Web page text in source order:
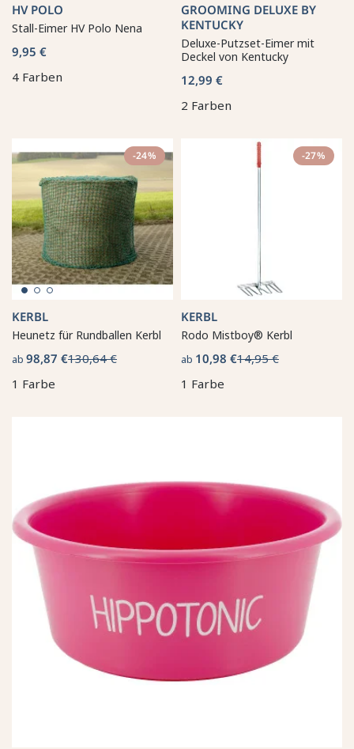
HV POLO
Stall-Eimer HV Polo Nena
9,95 €
4 Farben
GROOMING DELUXE BY
KENTUCKY
Deluxe-Putzset-Eimer mit
Deckel von Kentucky
12,99 €
2 Farben
-24%
KERBL
Heunetz für Rundballen Kerbl
ab 98,87 €130,64 €
1 Farbe
-27%
KERBL
Rodo Mistboy® Kerbl
ab 10,98 €14,95 €
1 Farbe